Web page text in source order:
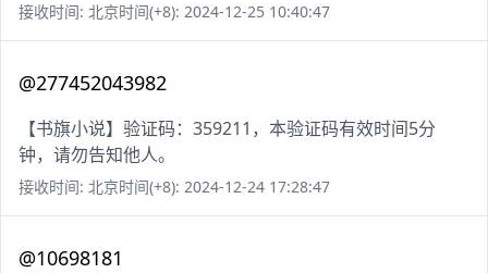
接收时间: 北京时间(+8): 2024-12-25 10:40:47
@277452043982
【书旗小说】验证码：359211，本验证码有效时间5分
钟，请勿告知他人。
接收时间: 北京时间(+8): 2024-12-24 17:28:47
@10698181